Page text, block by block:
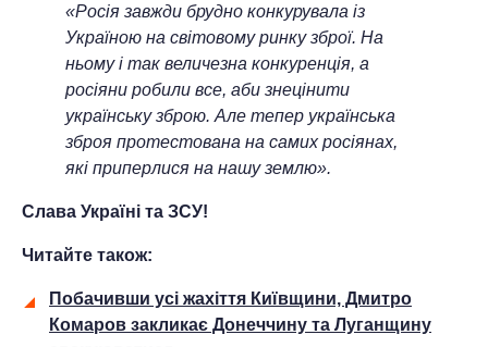
«Росія завжди брудно конкурувала із
Україною на світовому ринку зброї. На
ньому і так величезна конкуренція, а
росіяни робили все, аби знецінити
українську зброю. Але тепер українська
зброя протестована на самих росіянах,
які приперлися на нашу землю».
Слава Україні та ЗСУ!
Читайте також:
Побачивши усі жахіття Київщини, Дмитро
Комаров закликає Донеччину та Луганщину